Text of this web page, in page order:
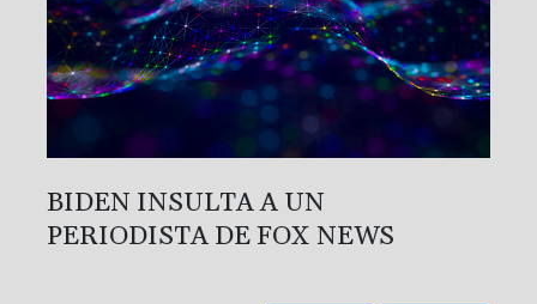
BIDEN INSULTA A UN
PERIODISTA DE FOX NEWS